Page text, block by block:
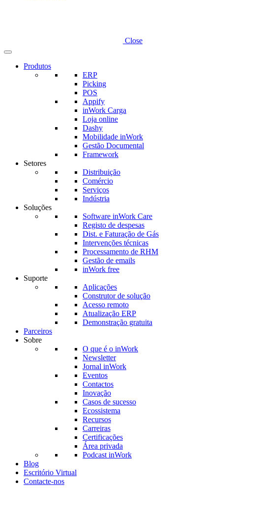
Close
Produtos
ERP
Picking
POS
Appify
inWork Carga
Loja online
Dashy
Mobilidade inWork
Gestão Documental
Framework
Setores
Distribuição
Comércio
Serviços
Indústria
Soluções
Software inWork Care
Registo de despesas
Dist. e Faturação de Gás
Intervenções técnicas
Processamento de RHM
Gestão de emails
inWork free
Suporte
Aplicações
Construtor de solução
Acesso remoto
Atualização ERP
Demonstração gratuita
Parceiros
Sobre
O que é o inWork
Newsletter
Jornal inWork
Eventos
Contactos
Inovação
Casos de sucesso
Ecossistema
Recursos
Carreiras
Certificações
Área privada
Podcast inWork
Blog
Escritório Virtual
Contacte-nos